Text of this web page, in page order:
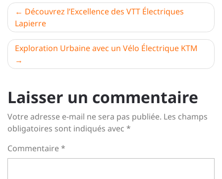
Navigation
de
l’article
Découvrez l’Excellence des VTT Électriques
Lapierre
Exploration Urbaine avec un Vélo Électrique KTM
Laisser un commentaire
Votre adresse e-mail ne sera pas publiée. Les champs
obligatoires sont indiqués avec *
Commentaire*